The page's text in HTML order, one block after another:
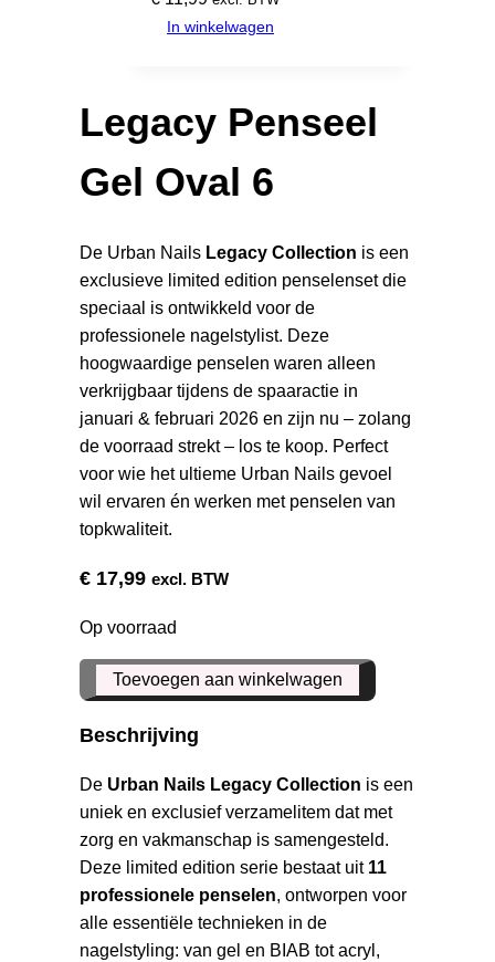
In winkelwagen
Legacy Penseel
Gel Oval 6
De Urban Nails Legacy Collection is een
exclusieve limited edition penselenset die
speciaal is ontwikkeld voor de
professionele nagelstylist. Deze
hoogwaardige penselen waren alleen
verkrijgbaar tijdens de spaaractie in
januari & februari 2026 en zijn nu – zolang
de voorraad strekt – los te koop. Perfect
voor wie het ultieme Urban Nails gevoel
wil ervaren én werken met penselen van
topkwaliteit.
€ 17,99 excl. BTW
Op voorraad
Legacy
Penseel
Gel
6
aantal
Toevoegen aan winkelwagen
Beschrijving
De Urban Nails Legacy Collection is een
uniek en exclusief verzamelitem dat met
zorg en vakmanschap is samengesteld.
Deze limited edition serie bestaat uit 11
professionele penselen, ontworpen voor
alle essentiële technieken in de
nagelstyling: van gel en BIAB tot acryl,